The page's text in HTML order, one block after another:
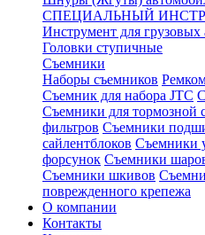
СПЕЦИАЛЬНЫЙ
Инструмент для грузовых
Головки ступичные
Съемники
Наборы съемников
Съемник для набора JTC
Съемники для тормозной
фильтров Съемники
сайлентблоков Съемники
форсунок Съемники
Съемники шкивов
поврежденного крепежа
О компании
Контакты